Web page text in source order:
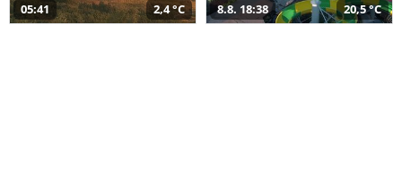
05:41 2,4 °C 8.8. 18:38 20,5 °C